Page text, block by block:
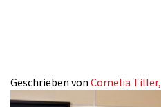
Geschrieben von Cornelia Tiller,